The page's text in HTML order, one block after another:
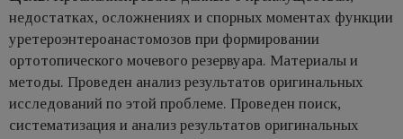
недостатках, осложнениях и спорных моментах функции
уретероэнтероанастомозов при формировании
ортотопического мочевого резервуара. Материалы и
методы. Проведен анализ результатов оригинальных
исследований по этой проблеме. Проведен поиск,
систематизация и анализ результатов оригинальных